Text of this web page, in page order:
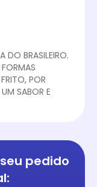
DO BRASILEIRO.
POR
SABOR E
pedido